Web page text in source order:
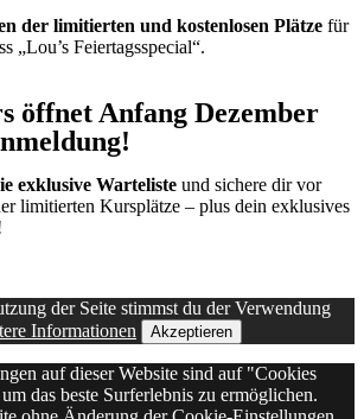
der limitierten und kostenlosen Plätze für
„Lou’s Feiertagsspecial“.
öffnet Anfang Dezember
exklusive Warteliste und sichere dir vor
limitierten Kursplätze – plus dein exklusives
der Seite stimmst du der Verwendung
Informationen Akzeptieren
auf dieser Website sind auf "Cookies
das beste Surferlebnis zu ermöglichen.